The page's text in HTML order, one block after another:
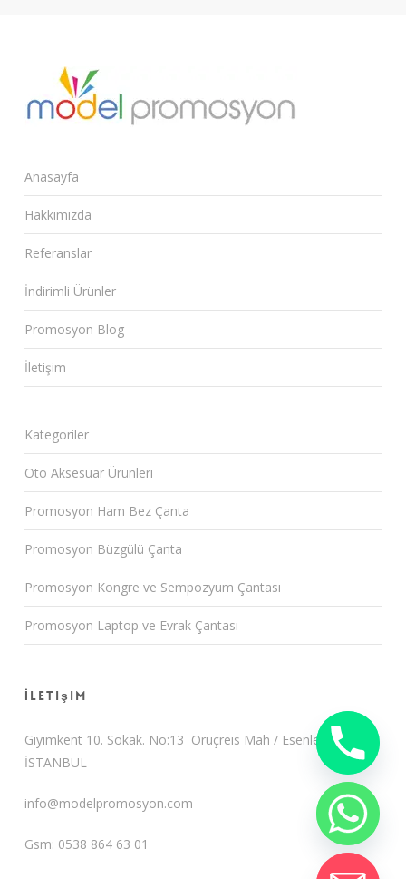
Anasayfa
Hakkımızda
Referanslar
İndirimli Ürünler
Promosyon Blog
İletişim
Kategoriler
Oto Aksesuar Ürünleri
Promosyon Ham Bez Çanta
Promosyon Büzgülü Çanta
Promosyon Kongre ve Sempozyum Çantası
Promosyon Laptop ve Evrak Çantası
İletişim
Giyimkent 10. Sokak. No:13 Oruçreis Mah / Esenler /
İSTANBUL
info@modelpromosyon.com
Gsm: 0538 864 63 01